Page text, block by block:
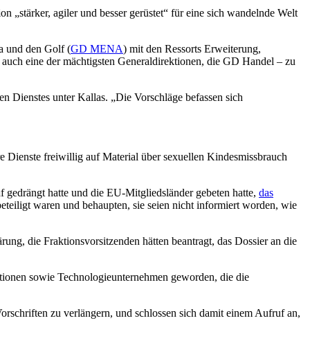
„stärker, agiler und besser gerüstet“ für eine sich wandelnde Welt
und den Golf (GD MENA) mit den Ressorts Erweiterung,
eine der mächtigsten Generaldirektionen, die GD Handel – zu
Dienstes unter Kallas. „Die Vorschläge befassen sich
Dienste freiwillig auf Material über sexuellen Kindesmissbrauch
gedrängt hatte und die EU-Mitgliedsländer gebeten hatte, das
waren und behaupten, sie seien nicht informiert worden, wie
die Fraktionsvorsitzenden hätten beantragt, das Dossier an die
sowie Technologieunternehmen geworden, die die
zu verlängern, und schlossen sich damit einem Aufruf an,